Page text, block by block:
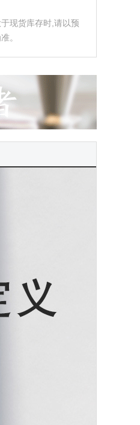
现货库存时,请以预
。